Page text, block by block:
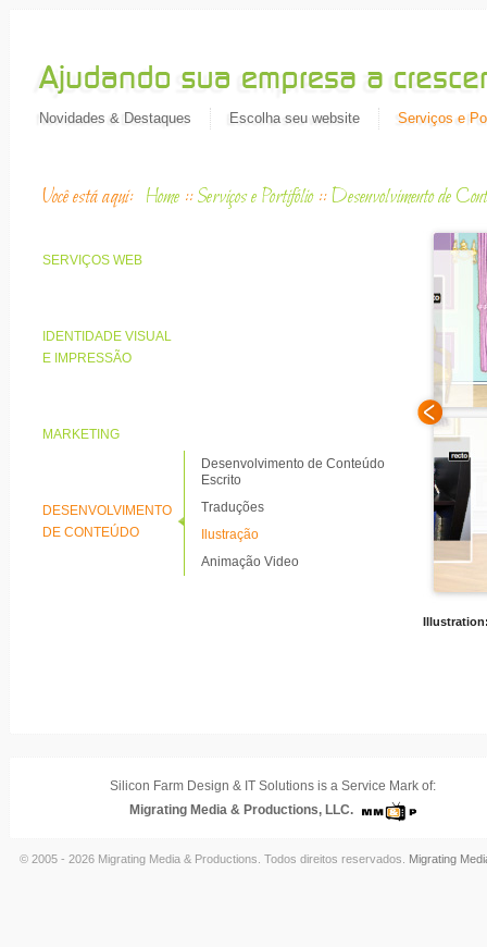
Novidades & Destaques Escolha seu website Serviços e
Você está aqui: Home ::Serviços e Portifólio :: Desenvolvimento de
SERVIÇOS WEB
IDENTIDADE VISUAL
E IMPRESSÃO
MARKETING
DESENVOLVIMENTO
DE CONTEÚDO
Desenvolvimento de Conteúdo
Escrito
Traduções
Ilustração
Animação Video
Silicon Farm Design & IT Solutions is a Service Mark of:
Migrating Media & Productions, LLC.
© 2005 - 2026 Migrating Media & Productions. Todos direitos reservados. Migrating